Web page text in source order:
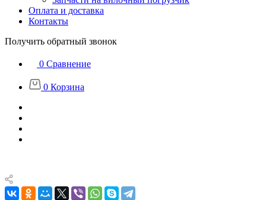
Оплата и доставка
Контакты
Получить обратный звонок
0 Сравнение
0 Корзина